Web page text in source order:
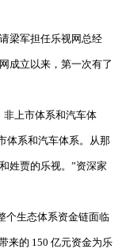
梁军担任乐视网总经
成立以来，第一次有了
上市体系和汽车体
体系和汽车体系。从那
姓贾的乐视。”资深家
生态体系资金链面临
来的 150 亿元资金为乐